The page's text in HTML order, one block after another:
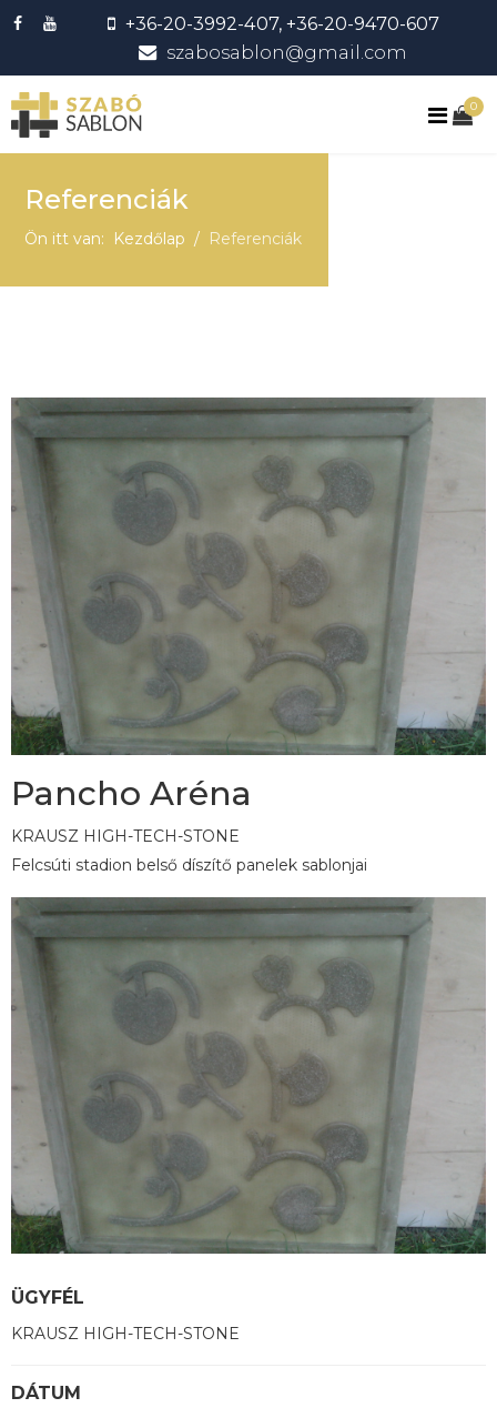
+36-20-3992-407, +36-20-9470-607
szabosablon@gmail.com
0
Referenciák
Ön itt van: Kezdőlap Referenciák
Pancho Aréna
KRAUSZ HIGH-TECH-STONE
Felcsúti stadion belső díszítő panelek sablonjai
ÜGYFÉL
KRAUSZ HIGH-TECH-STONE
DÁTUM